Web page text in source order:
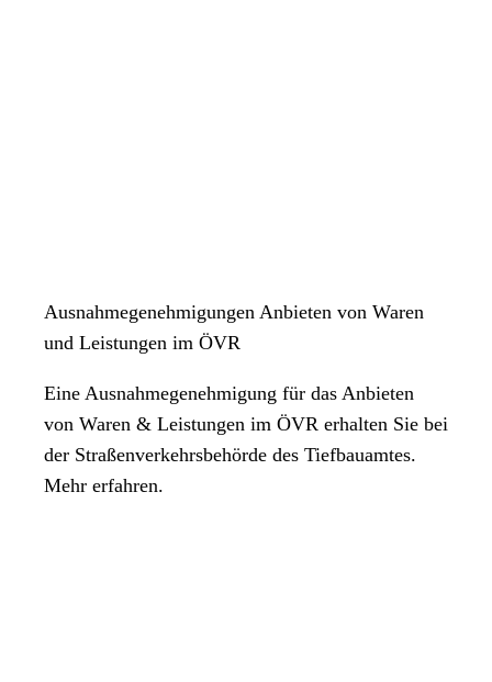
Ausnahmegenehmigungen Anbieten von Waren
und Leistungen im ÖVR
Eine Ausnahmegenehmigung für das Anbieten
von Waren & Leistungen im ÖVR erhalten Sie bei
der Straßenverkehrsbehörde des Tiefbauamtes.
Mehr erfahren.